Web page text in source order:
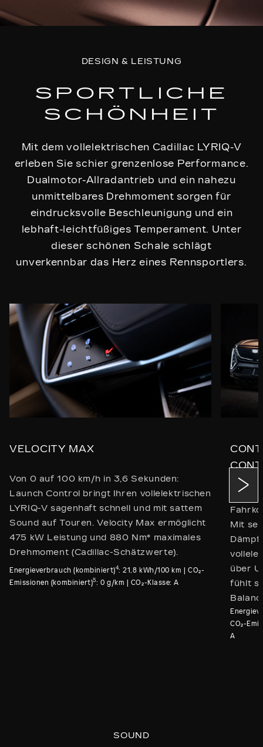
DESIGN & LEISTUNG
SPORTLICHE
SCHÖNHEIT
Mit dem vollelektrischen Cadillac LYRIQ-V
erleben Sie schier grenzenlose Performance.
Dualmotor-Allradantrieb und ein nahezu
unmittelbares Drehmoment sorgen für
eindrucksvolle Beschleunigung und ein
lebhaft-leichtfüßiges Temperament. Unter
dieser schönen Schale schlägt
unverkennbar das Herz eines Rennsportlers.
VELOCITY MAX
Von 0 auf 100 km/h in 3,6 Sekunden:
Launch Control bringt Ihren vollelektrischen
LYRIQ-V sagenhaft schnell und mit sattem
Sound auf Touren. Velocity Max ermöglicht
475 kW Leistung und 880 Nm* maximales
Drehmoment (Cadillac-Schätzwerte).
Energieverbrauch (kombiniert)4: 21,8 kWh/100 km | CO₂-
Emissionen (kombiniert)5: 0 g/km | CO₂-Klasse: A
Mit
über
fühlt
CO₂-
A
SOUND